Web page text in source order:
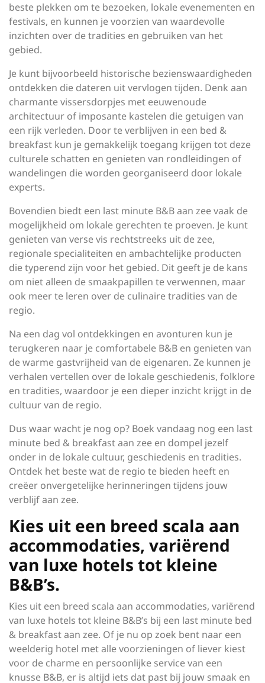
beste plekken om te bezoeken, lokale evenementen en
festivals, en kunnen je voorzien van waardevolle
inzichten over de tradities en gebruiken van het
gebied.
Je kunt bijvoorbeeld historische bezienswaardigheden
ontdekken die dateren uit vervlogen tijden. Denk aan
charmante vissersdorpjes met eeuwenoude
architectuur of imposante kastelen die getuigen van
een rijk verleden. Door te verblijven in een bed &
breakfast kun je gemakkelijk toegang krijgen tot deze
culturele schatten en genieten van rondleidingen of
wandelingen die worden georganiseerd door lokale
experts.
Bovendien biedt een last minute B&B aan zee vaak de
mogelijkheid om lokale gerechten te proeven. Je kunt
genieten van verse vis rechtstreeks uit de zee,
regionale specialiteiten en ambachtelijke producten
die typerend zijn voor het gebied. Dit geeft je de kans
om niet alleen de smaakpapillen te verwennen, maar
ook meer te leren over de culinaire tradities van de
regio.
Na een dag vol ontdekkingen en avonturen kun je
terugkeren naar je comfortabele B&B en genieten van
de warme gastvrijheid van de eigenaren. Ze kunnen je
verhalen vertellen over de lokale geschiedenis, folklore
en tradities, waardoor je een dieper inzicht krijgt in de
cultuur van de regio.
Dus waar wacht je nog op? Boek vandaag nog een last
minute bed & breakfast aan zee en dompel jezelf
onder in de lokale cultuur, geschiedenis en tradities.
Ontdek het beste wat de regio te bieden heeft en
creëer onvergetelijke herinneringen tijdens jouw
verblijf aan zee.
Kies uit een breed scala aan
accommodaties, variërend
van luxe hotels tot kleine
B&B’s.
Kies uit een breed scala aan accommodaties, variërend
van luxe hotels tot kleine B&B’s bij een last minute bed
& breakfast aan zee. Of je nu op zoek bent naar een
weelderig hotel met alle voorzieningen of liever kiest
voor de charme en persoonlijke service van een
knusse B&B, er is altijd iets dat past bij jouw smaak en